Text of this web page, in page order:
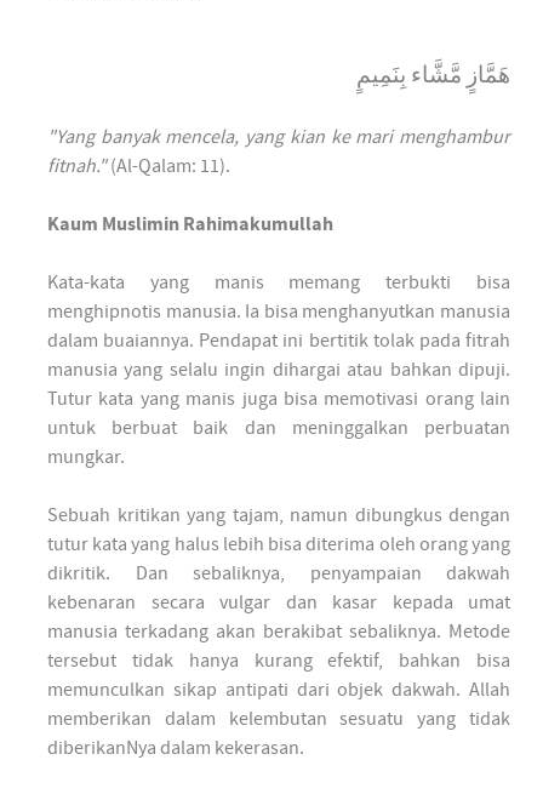
هَمَّازٍ مَّشَّاء بِنَمِيمٍ
"Yang banyak mencela, yang kian ke mari menghambur
fitnah."(Al-Qalam: 11).
Kaum Muslimin Rahimakumullah
Kata-kata yang manis memang terbukti bisa
menghipnotis manusia. Ia bisa menghanyutkan manusia
dalam buaiannya. Pendapat ini bertitik tolak pada fitrah
manusia yang selalu ingin dihargai atau bahkan dipuji.
Tutur kata yang manis juga bisa memotivasi orang lain
untuk berbuat baik dan meninggalkan perbuatan
mungkar.
Sebuah kritikan yang tajam, namun dibungkus dengan
tutur kata yang halus lebih bisa diterima oleh orang yang
dikritik. Dan sebaliknya, penyampaian dakwah
kebenaran secara vulgar dan kasar kepada umat
manusia terkadang akan berakibat sebaliknya. Metode
tersebut tidak hanya kurang efektif, bahkan bisa
memunculkan sikap antipati dari objek dakwah. Allah
memberikan dalam kelembutan sesuatu yang tidak
diberikanNya dalam kekerasan.